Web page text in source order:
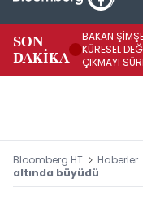
SON
DAKİKA
BAKAN
KÜRESEL
ÇIKMAYI
Bloomberg HT Haberler
altında büyüdü